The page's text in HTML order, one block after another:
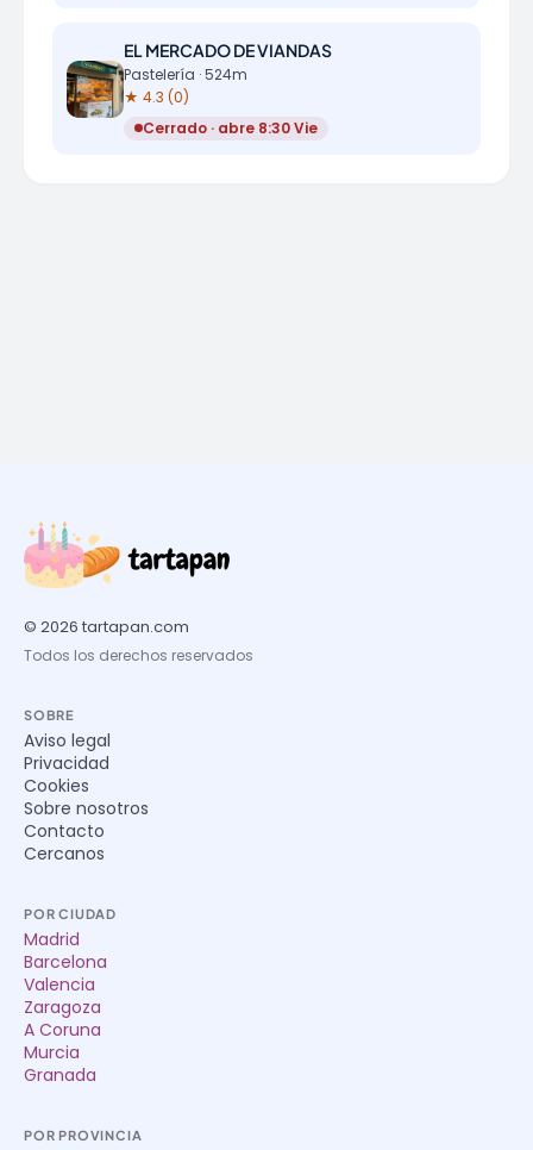
EL MERCADO DE VIANDAS
Pastelería · 524m
★ 4.3 (0)
Cerrado · abre 8:30 Vie
© 2026 tartapan.com
Todos los derechos reservados
SOBRE
Aviso legal
Privacidad
Cookies
Sobre nosotros
Contacto
Cercanos
POR CIUDAD
Madrid
Barcelona
Valencia
Zaragoza
A Coruna
Murcia
Granada
POR PROVINCIA